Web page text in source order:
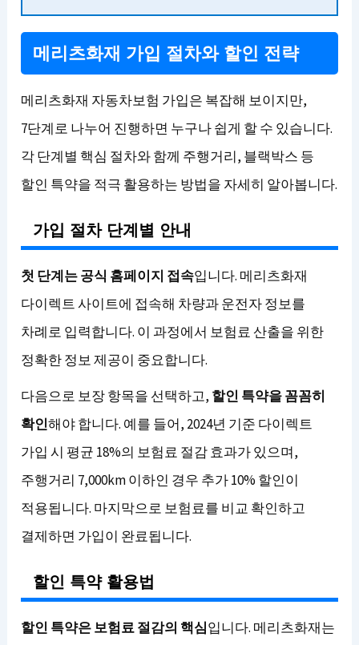
메리츠화재 가입 절차와 할인 전략
메리츠화재 자동차보험 가입은 복잡해 보이지만,
7단계로 나누어 진행하면 누구나 쉽게 할 수 있습니다.
각 단계별 핵심 절차와 함께 주행거리, 블랙박스 등
할인 특약을 적극 활용하는 방법을 자세히 알아봅니다.
가입 절차 단계별 안내
첫 단계는 공식 홈페이지 접속입니다. 메리츠화재
다이렉트 사이트에 접속해 차량과 운전자 정보를
차례로 입력합니다. 이 과정에서 보험료 산출을 위한
정확한 정보 제공이 중요합니다.
다음으로 보장 항목을 선택하고, 할인 특약을 꼼꼼히
확인해야 합니다. 예를 들어, 2024년 기준 다이렉트
가입 시 평균 18%의 보험료 절감 효과가 있으며,
주행거리 7,000km 이하인 경우 추가 10% 할인이
적용됩니다. 마지막으로 보험료를 비교 확인하고
결제하면 가입이 완료됩니다.
할인 특약 활용법
할인 특약은 보험료 절감의 핵심입니다. 메리츠화재는